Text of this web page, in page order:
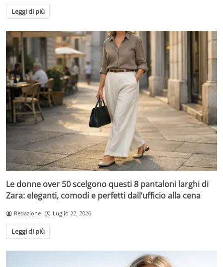
Leggi di più
Le donne over 50 scelgono questi 8 pantaloni larghi di
Zara: eleganti, comodi e perfetti dall’ufficio alla cena
Redazione Luglio 22, 2026
Leggi di più